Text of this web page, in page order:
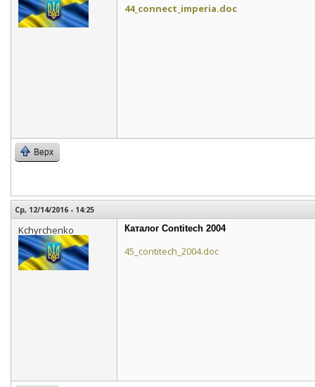
44_connect_imperia.doc
Верх
Ср, 12/14/2016 - 14:25
Kchyrchenko Каталог Contitech 2004
45_contitech_2004.doc